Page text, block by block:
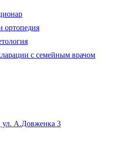
ортопедия
с семейным врачом
ул. А.Довженка 3